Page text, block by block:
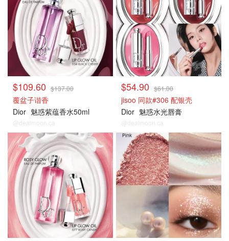
$109.60 $137.00
覆盆子谐香
Dior 魅惑紫蕴香水50ml
@dealmoon.ca
$54.90 $61.00
jisoo 同款#306 配银壳
Dior 魅惑水光唇膏
@dealmoon.ca
氛围感妆容 氛围感妆容